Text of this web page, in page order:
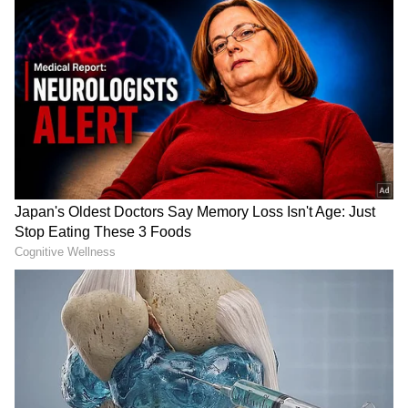
ಸುಲಿಯುವವರು, ಭ್ರಷ್ಟರು, ಕರುಣೆ ಇಲ್ಲದವರು
ಆಡಿಕೊಳ್ಳುವವರನ್ನು ಕೇಳಿದ್ದೇವೆ. ಆದರೆ ಪರಮೇಶ್ವರಪ್ಪರಂಥ
ಪ್ರಾಮಾಣಿಕ ಸಂಚಾರಿ ಪೊಲೀಸರು ಇದ್ದಾರೆಂಬುದು
ಮರೆಯಬಾರದು. ಇಂಥವರ ಸಂಖ್ಯೆ ನೂರ್ಮಡಿಯಾಗಲಿ
ಎಂಬುದೇ ನಮ್ಮ ಆಶಯ.
RECOMMENDED STORIES